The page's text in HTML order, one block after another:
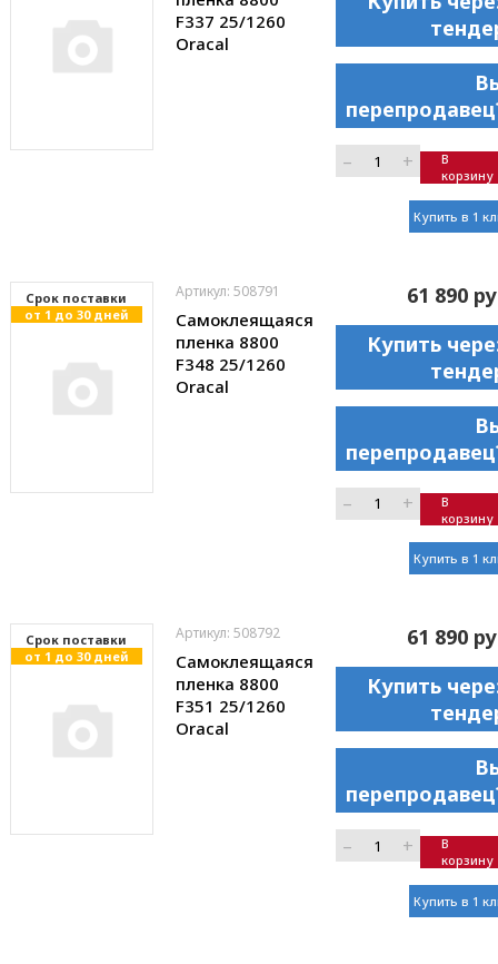
F337 25/1260
Oracal
– +
В
корзину
Купить в 1
Cрок поставки
от 1 до 30 дней
Артикул: 508791
Самоклеящаяся
пленка 8800
F348 25/1260
Oracal
61 890
Купить
– +
В
корзину
Купить в 1
Cрок поставки
от 1 до 30 дней
Артикул: 508792
Самоклеящаяся
пленка 8800
F351 25/1260
Oracal
61 890
Купить
– +
В
корзину
Купить в 1